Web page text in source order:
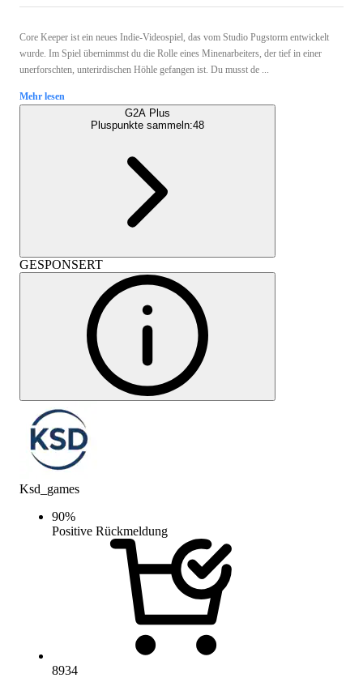
Core Keeper ist ein neues Indie-Videospiel, das vom Studio Pugstorm entwickelt
wurde. Im Spiel übernimmst du die Rolle eines Minenarbeiters, der tief in einer
unerforschten, unterirdischen Höhle gefangen ist. Du musst de ...
Mehr lesen
G2A Plus
Pluspunkte sammeln:48
GESPONSERT
Ksd_games
90%
Positive Rückmeldung
8934